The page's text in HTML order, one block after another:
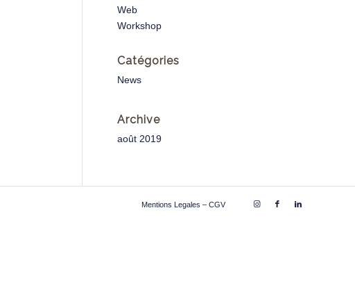
Web
Workshop
Catégories
News
Archive
août 2019
Mentions Legales – CGV